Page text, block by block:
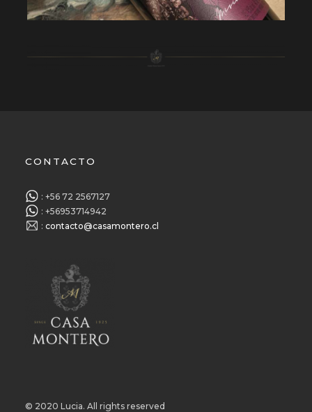
CONTACTO
: +56 72 2567127
: +56953714942
: contacto@casamontero.cl
© 2020 Lucia. All rights reserved